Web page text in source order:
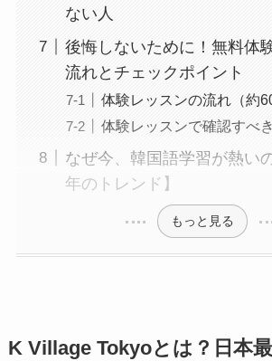
ない人
後悔しないために！無料体
流れとチェックポイント
体験レッスンの流れ（約
体験レッスンで確認すべ
なぜ今、韓国語学習が熱い
年のトレンド】
もっと見る
K Village Tokyoとは？日本